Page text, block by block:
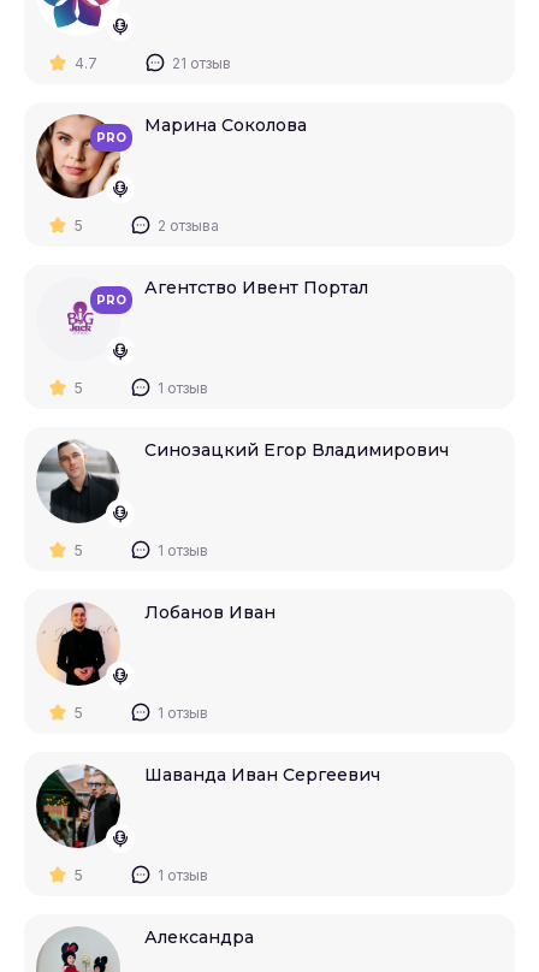
4.7 21 отзыв
PRO
Марина Соколова
5 2 отзыва
PRO
Агентство Ивент Портал
5 1 отзыв
Синозацкий Егор Владимирович
5 1 отзыв
Лобанов Иван
5 1 отзыв
Шаванда Иван Сергеевич
5 1 отзыв
Александра